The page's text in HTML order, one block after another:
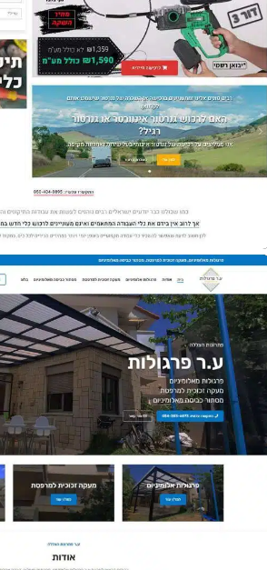
אקספרס תיקונים